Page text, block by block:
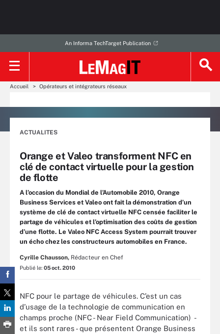
An Informa TechTarget Publication
Accueil Opérateurs et intégrateurs réseaux
ACTUALITES
Orange et Valeo transforment NFC en
clé de contact virtuelle pour la gestion
de flotte
A l’occasion du Mondial de l’Automobile 2010, Orange
Business Services et Valeo ont fait la démonstration d’un
système de clé de contact virtuelle NFC censée faciliter le
partage de véhicules et l’optimisation des coûts de gestion
d’une flotte. Le Valeo NFC Access System pourrait trouver
un écho chez les constructeurs automobiles en France.
Cyrille Chausson, Rédacteur en Chef
Publié le: 05 oct. 2010
NFC pour le partage de véhicules. C’est un cas
d’usage de la technologie de communication en
champs proche (NFC - Near Field Communication) -
et ils sont rares - que présentent Orange Business